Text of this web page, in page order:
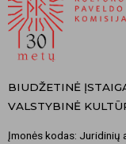
BIUDŽETINĖ
VALSTYBINĖ
Įmonės kodas: